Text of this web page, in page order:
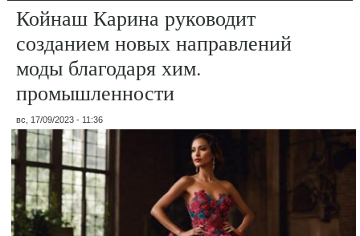
Койнаш Карина руководит
созданием новых направлений
моды благодаря хим.
промышленности
вс, 17/09/2023 - 11:36